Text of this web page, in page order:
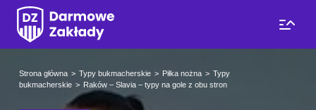
Strona główna Typy bukmacherskie Piłka nożna
Typy
bukmacherskie
Raków – Slavia – typy na gole z obu stron